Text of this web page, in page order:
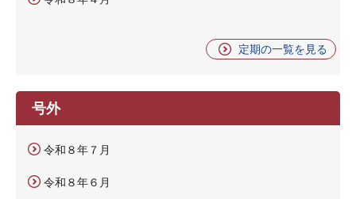
定期の一覧を見る
号外
令和８年７月
令和８年６月